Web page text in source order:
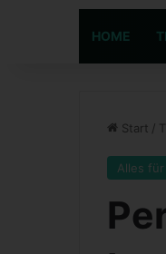
HOME
Start /
Alles